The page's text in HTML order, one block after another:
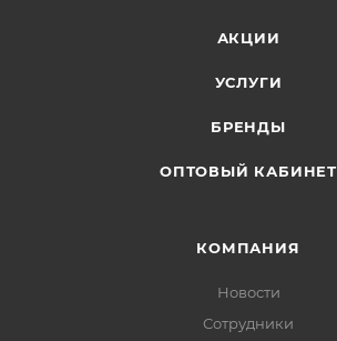
АКЦИИ
УСЛУГИ
БРЕНДЫ
ОПТОВЫЙ КАБИНЕТ
КОМПАНИЯ
Новости
Сотрудники